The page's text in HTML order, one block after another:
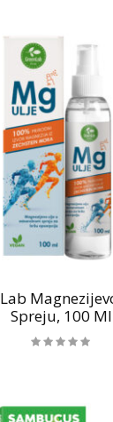
Spreju, 100 Ml